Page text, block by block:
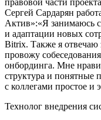
Сергей Сардарян
Актив»:«Я занимаюсь
и адаптации новых
Bitrix. Также я отвечаю
провожу
онбординга. Мне
структура и понятные
с коллегами простое и
Технолог внедрения